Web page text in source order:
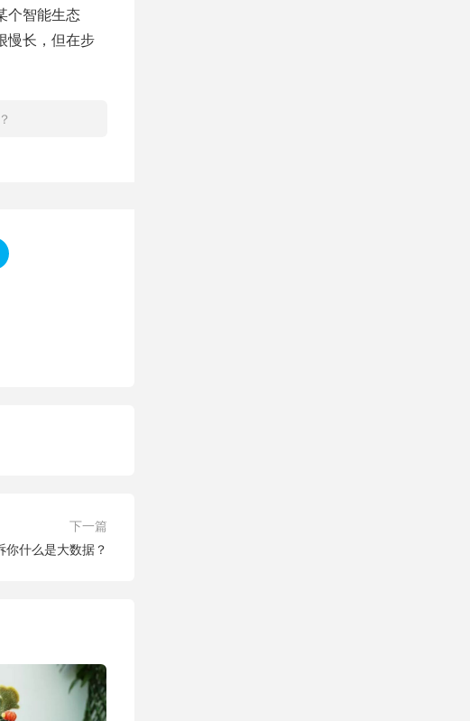
个智能生态
慢长，但在步
下一篇
你什么是大数据？